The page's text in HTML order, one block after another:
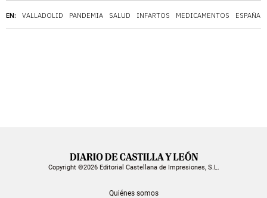
EN: VALLADOLID PANDEMIA SALUD INFARTOS MEDICAMENTOS ESPAÑA
Copyright ©2026 Editorial Castellana de Impresiones, S.L.
Quiénes somos